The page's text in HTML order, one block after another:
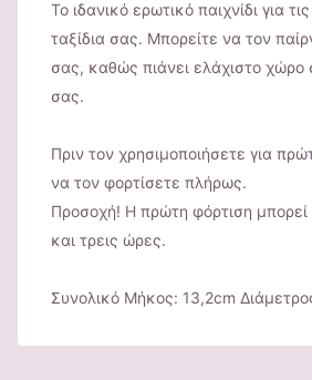
Το ιδανικό ερωτικό παιχνίδι για
ταξίδια σας. Μπορείτε να τον
σας, καθώς πιάνει ελάχιστο χώρο
σας.
Πριν τον χρησιμοποιήσετε για
να τον φορτίσετε πλήρως.
Προσοχή! Η πρώτη φόρτιση μπορεί
και τρεις ώρες.
Συνολικό Μήκος: 13,2cm